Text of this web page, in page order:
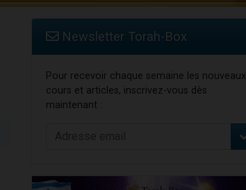
Newsletter Torah-Box
Pour recevoir chaque semaine les nouveaux
cours et articles, inscrivez-vous dès
maintenant :